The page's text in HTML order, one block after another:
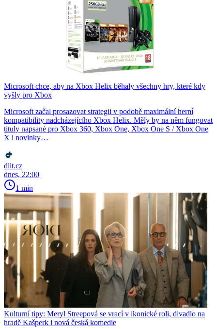
Microsoft chce, aby na Xbox Helix běhaly všechny hry, které kdy
vyšly pro Xbox
Microsoft začal prosazovat strategii v podobě maximální herní
kompatibility nadcházejícího Xbox Helix. Měly by na něm fungovat
tituly napsané pro Xbox 360, Xbox One, Xbox One S / Xbox One
X i novinky…
diit.cz
dnes, 22:00
1 min
Kulturní tipy: Meryl Streepová se vrací v ikonické roli, divadlo na
hradě Kašperk i nová česká komedie